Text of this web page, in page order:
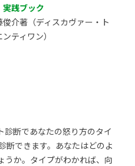
実践ブック
俊介著（ディスカヴァー・ト
ンティワン）
診断であなたの怒り方のタイ
断できます。あなたはどのよ
うか。タイプがわかれば、向